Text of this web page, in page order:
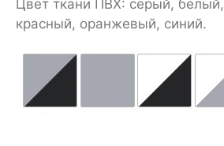
Цвет ткани ПВХ: серый,
красный, оранжевый, синий.